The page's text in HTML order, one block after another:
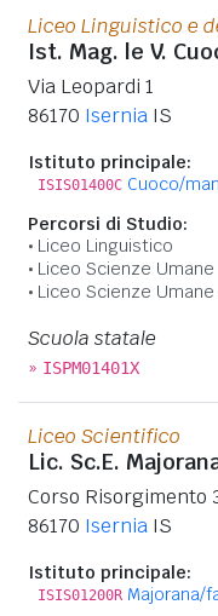
Liceo Linguistico e
Ist. Mag. le V.
Via Leopardi 1
86170 Isernia IS
Istituto principale:
ISIS01400C Cuoco/
Percorsi di Studio:
Liceo Linguistico
Liceo Scienze Umane
Liceo Scienze
Scuola statale
» ISPM01401X
Liceo Scientifico
Lic. Sc.E.
Corso Risorgimento
86170 Isernia IS
Istituto principale:
ISIS01200R Majorana/